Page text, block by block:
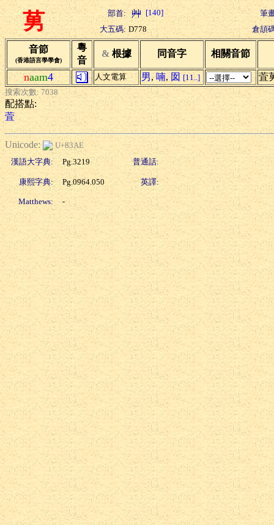
莮 部首: [140]
筆
大五碼: D778 倉頡
音節
(香港語言學學會)
粵
音
& 根據 同音字 相關音節
naam4 人文電算 男, 喃, 囡 [11..] 萓
搜索次數: 7038
配搭點:
萓
Unicode:
U+83AE
漢語大字典:
Pg.3219 普通話:
康熙字典: Pg.0964.050 英譯:
Matthews: -